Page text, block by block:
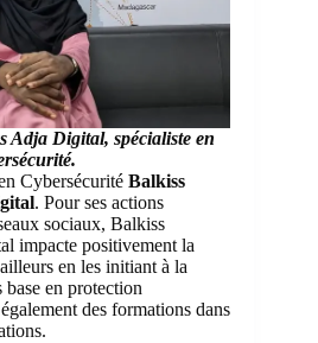
Adja Digital, spécialiste en
Cybersécurité Balkiss
. Pour ses actions
sociaux, Balkiss
impacte positivement la
en les initiant à la
en protection
des formations dans